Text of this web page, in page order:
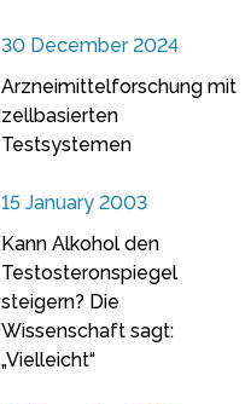
30 December 2024
Arzneimittelforschung mit
zellbasierten
Testsystemen
15 January 2003
Kann Alkohol den
Testosteronspiegel
steigern? Die
Wissenschaft sagt:
„Vielleicht“